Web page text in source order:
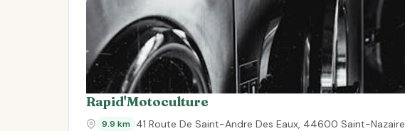
Rapid'Motoculture
9.9 km 41 Route De Saint-Andre Des Eaux, 44600 Saint-Nazaire